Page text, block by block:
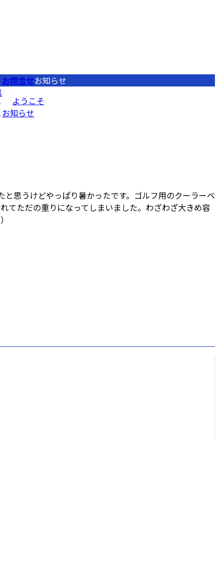
お問合せお知らせ
ようこそ
お知らせ
思うけどやっぱり暑かったです。ゴルフ用のクーラーベ
てただの重りになってしまいました。わざわざ大きめ容